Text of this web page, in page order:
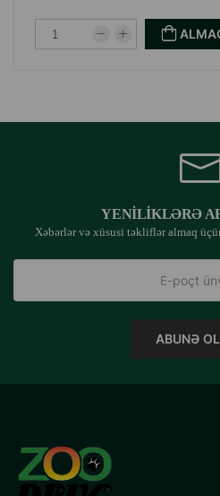
Heyvanların həmişə təmiz içməli
YENILIKLƏRƏ
Xəbərlər və xüsusi təkliflər almaq
ABUNƏ OL